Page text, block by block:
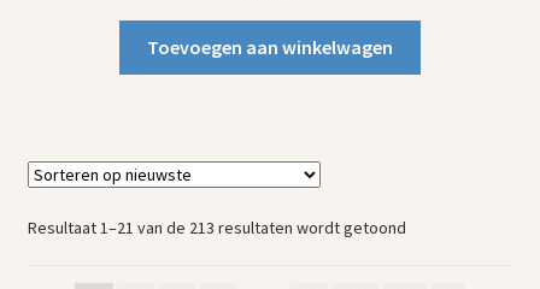
Toevoegen aan winkelwagen
Resultaat 1–21 van de 213 resultaten wordt getoondGesorteerd